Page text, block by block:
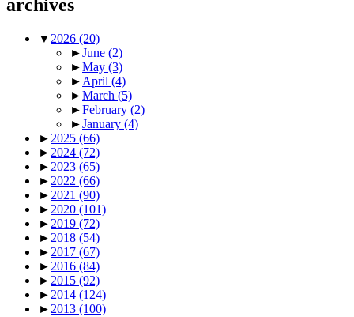
archives
▼ 2026 (20)
►June (2)
►May (3)
► April (4)
►March (5)
►February (2)
►January (4)
► 2025 (66)
► 2024 (72)
► 2023 (65)
► 2022 (66)
► 2021 (90)
► 2020 (101)
► 2019 (72)
► 2018 (54)
► 2017 (67)
► 2016 (84)
► 2015 (92)
► 2014 (124)
► 2013 (100)